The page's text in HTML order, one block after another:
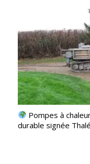
Pompes à
durable signée